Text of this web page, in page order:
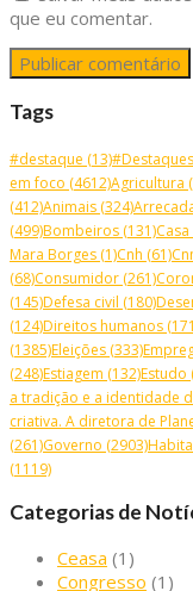
que eu comentar.
Tags
#destaque (13)#Destaques
em foco (4612)Agricultura
(412)Animais (324)
(499)Bombeiros (131)
Mara Borges (1)Cnh (61)
(68)Consumidor (261)
(145)Defesa civil (180)
(124)Direitos humanos
(1385)Eleições (333)
(248)Estiagem (132)Estudo
a tradição e a identidade
criativa. A diretora de
(261)Governo (2903)
(1119)
Categorias de
Ceasa (1)
Congresso (1)